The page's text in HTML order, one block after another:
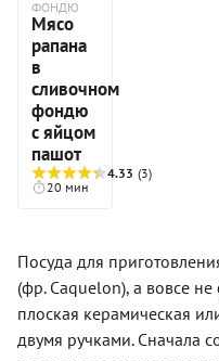
плавится,
очень
важно
для
десерта.
этой
задачей
справлялись
пастухи,
остававшиеся
на
высокогорном
пастбище
один на
один с
небольшим
вина,
засохшим
хлебом и
сыра, то
и шоу,
а также
ФОНДЮ
Мясо
рапана
в
сливочном
фондю
с яйцом
пашот
4.33 (3)
20 мин
Посуда для
(фр. Caquelon), а вовсе
плоская керамическая
двумя ручками. Сначала